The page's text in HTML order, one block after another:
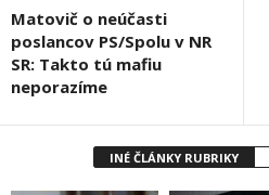
Matovič o neúčasti
poslancov PS/Spolu v NR
SR: Takto tú mafiu
neporazíme
INÉ ČLÁNKY RUBRIKY